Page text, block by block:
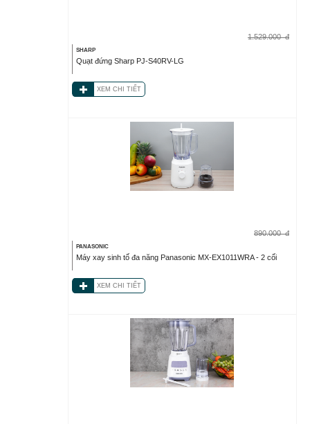
1.529.000 đ
SHARP
Quạt đứng Sharp PJ-S40RV-LG
XEM CHI TIẾT
890.000 đ
PANASONIC
Máy xay sinh tố đa năng Panasonic MX-EX1011WRA - 2 cối
XEM CHI TIẾT